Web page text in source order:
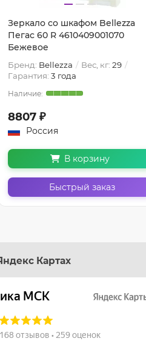
Зеркало со шкафом Bellezza
Пегас 60 R 4610409001070
Бежевое
Бренд: Bellezza Вес, кг: 29
Гарантия: 3 года
8807 ₽
Россия
В корзину
Быстрый заказ
Картах